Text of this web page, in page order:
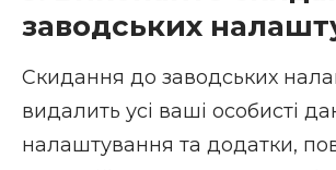
заводських
Скидання до заводських
видалить усі ваші особисті
налаштування та додатки,